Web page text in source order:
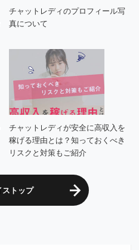
チャットレディのプロフィール写
真について
チャットレディが安全に高収入を
稼げる理由とは？知っておくべき
リスクと対策もご紹介
ストップ